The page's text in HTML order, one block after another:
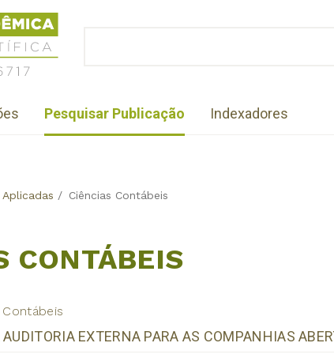
Pesquisar Publicação Indexadores
Aplicadas / Ciências Contábeis
CONTÁBEIS
Contábeis
EXTERNA PARA AS COMPANHIAS